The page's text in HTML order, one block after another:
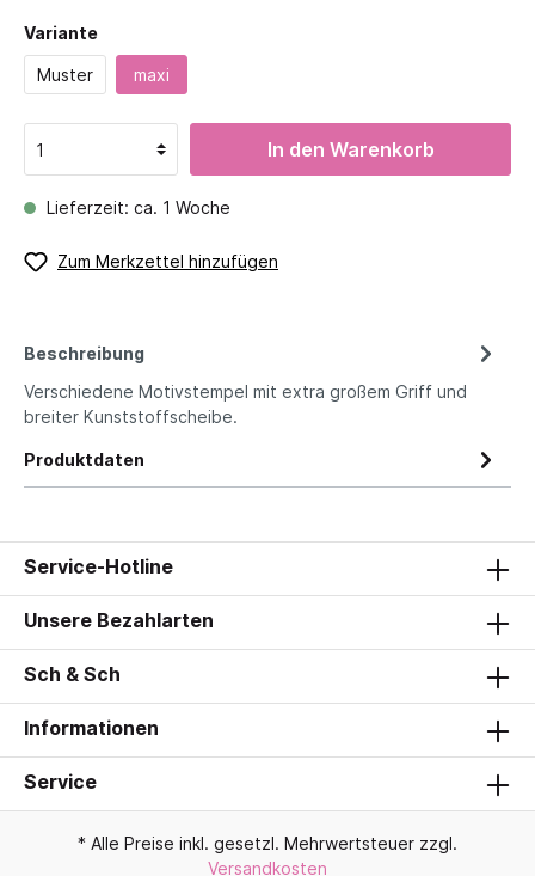
Variante
Muster maxi
In den Warenkorb
Lieferzeit: ca. 1 Woche
Zum Merkzettel hinzufügen
Beschreibung
Verschiedene Motivstempel mit extra großem Griff und
breiter Kunststoffscheibe.
Produktdaten
Service-Hotline
Unsere Bezahlarten
Sch & Sch
Informationen
Service
* Alle Preise inkl. gesetzl. Mehrwertsteuer zzgl.
Versandkosten